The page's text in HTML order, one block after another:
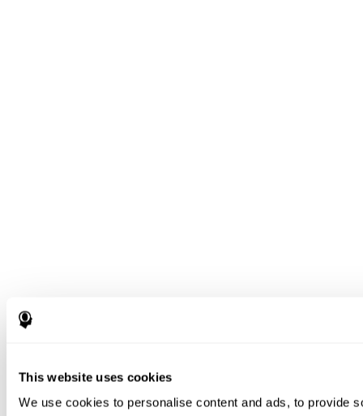
This website uses cookies
We use cookies to personalise content and ads, to provide